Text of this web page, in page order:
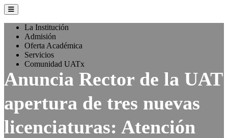
La Institución
Admisión
Oferta Académica
Servicios
Comunidad UATx
Anuncia Rector de la UAT
apertura de tres nuevas
licenciaturas: Atención